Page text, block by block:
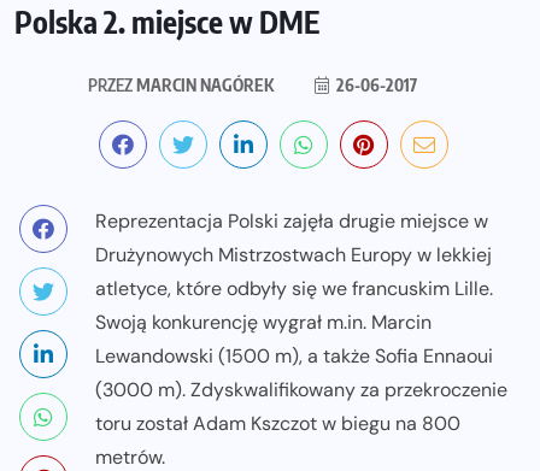
Polska 2. miejsce w DME
PRZEZMARCIN NAGÓREK 26-06-2017
Reprezentacja Polski zajęła drugie miejsce w
Drużynowych Mistrzostwach Europy w lekkiej
atletyce, które odbyły się we francuskim Lille.
Swoją konkurencję wygrał m.in. Marcin
Lewandowski (1500 m), a także Sofia Ennaoui
(3000 m). Zdyskwalifikowany za przekroczenie
toru został Adam Kszczot w biegu na 800
metrów.